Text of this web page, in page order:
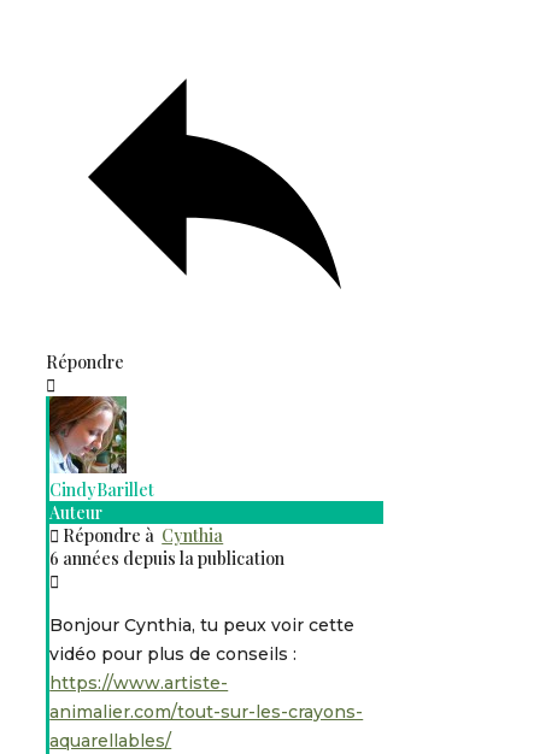
Répondre
CindyBarillet
Auteur
Répondre à Cynthia
6 années depuis la publication
Bonjour Cynthia, tu peux voir cette
vidéo pour plus de conseils :
https://www.artiste-
animalier.com/tout-sur-les-crayons-
aquarellables/